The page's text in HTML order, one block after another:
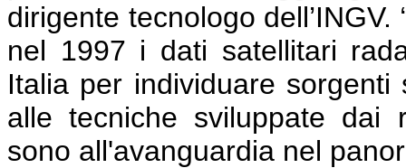
dirigente tecnologo
nel 1997 i dati satellitari
Italia per individuare
alle tecniche sviluppate dai
sono all'avanguardia nel